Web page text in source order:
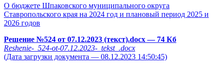
О бюджете Шпаковского муниципального округа
Ставропольского края на 2024 год и плановый период 2025 и
2026 годов
Решение №524 от 07.12.2023 (текст).docx— 74 Кб
Reshenie-_524-ot-07.12.2023-_tekst_.docx
(Дата загрузки документа — 08.12.2023 14:50:45)